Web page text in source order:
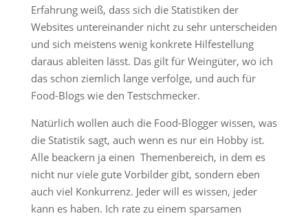
Erfahrung weiß, dass sich die Statistiken der
Websites untereinander nicht zu sehr unterscheiden
und sich meistens wenig konkrete Hilfestellung
daraus ableiten lässt. Das gilt für Weingüter, wo ich
das schon ziemlich lange verfolge, und auch für
Food-Blogs wie den Testschmecker.
Natürlich wollen auch die Food-Blogger wissen, was
die Statistik sagt, auch wenn es nur ein Hobby ist.
Alle beackern ja einen Themenbereich, in dem es
nicht nur viele gute Vorbilder gibt, sondern eben
auch viel Konkurrenz. Jeder will es wissen, jeder
kann es haben. Ich rate zu einem sparsamen